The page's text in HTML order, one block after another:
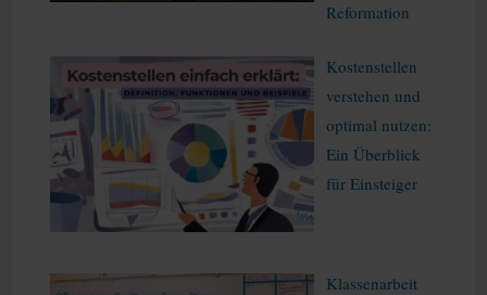
Reformation
Kostenstellen
verstehen und
optimal nutzen:
Ein Überblick
für Einsteiger
Klassenarbeit